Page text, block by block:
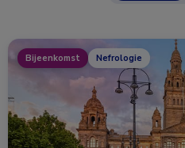
Bijeenkomst Nefrologie